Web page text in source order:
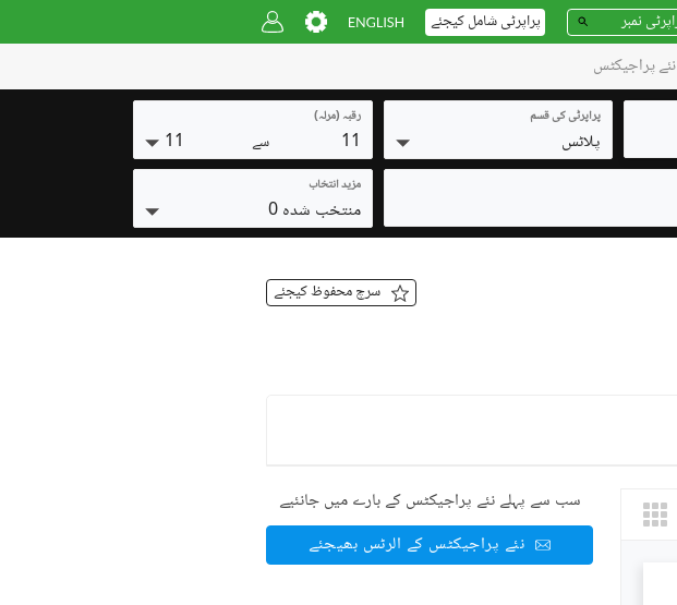
پراپرٹی شامل کیجئے
نئے پراجیکٹس
پراپرٹی کی قسم
پلاٹس
رقبہ (مرلہ)
11 سے 11
مزید انتخاب
منتخب شدہ 0
سرچ محفوظ کیجئے
سب سے پہلے نئے پراجیکٹس کے بارے میں جانئیے
نئے پراجیکٹس کے الرٹس بھیجئے